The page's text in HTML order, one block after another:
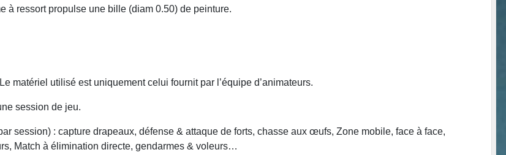
à ressort propulse une bille (diam 0.50) de peinture.
matériel utilisé est uniquement celui fournit par l’équipe d’animateurs.
session de jeu.
session) : capture drapeaux, défense & attaque de forts, chasse aux œufs, Zone mobile, face à face,
Match à élimination directe, gendarmes & voleurs…